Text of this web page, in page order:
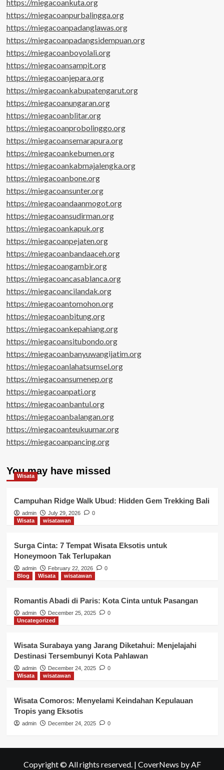
https://miegacoankuta.org
https://miegacoanpurbalingga.org
https://miegacoanpadanglawas.org
https://miegacoanpadangsidempuan.org
https://miegacoanboyolali.org
https://miegacoansampit.org
https://miegacoanjepara.org
https://miegacoankabupatengarut.org
https://miegacoanungaran.org
https://miegacoanblitar.org
https://miegacoanprobolinggo.org
https://miegacoansemarapura.org
https://miegacoankebumen.org
https://miegacoankabmajalengka.org
https://miegacoanbone.org
https://miegacoansunter.org
https://miegacoandaanmogot.org
https://miegacoansudirman.org
https://miegacoankapuk.org
https://miegacoanpejaten.org
https://miegacoanbandaaceh.org
https://miegacoangambir.org
https://miegacoancasablanca.org
https://miegacoancilandak.org
https://miegacoantomohon.org
https://miegacoanbitung.org
https://miegacoankepahiang.org
https://miegacoansitubondo.org
https://miegacoanbanyuwangijatim.org
https://miegacoanlahatsumsel.org
https://miegacoansumenep.org
https://miegacoanpati.org
https://miegacoanbantul.org
https://miegacoanbalangan.org
https://miegacoanteukuumar.org
https://miegacoanpancing.org
You may have missed
Wisata
Campuhan Ridge Walk Ubud: Hidden Gem Trekking Bali
admin July 29, 2026
0
Wisata
wisatawan
Surga Cinta: 7 Tempat Wisata Eksotis untuk
Honeymoon Tak Terlupakan
admin February 22, 2026
0
Blog
Wisata wisatawan
Romantis Abadi di Paris: Kota Cinta untuk Pasangan
admin December 25, 2025
0
Uncategorized
Wisata Surabaya yang Jarang Diketahui: Menjelajahi
Destinasi Tersembunyi Kota Pahlawan
admin December 24, 2025
0
Wisata
wisatawan
Wisata Comoros: Menyelami Keindahan Kepulauan
Tropis yang Eksotis
admin December 24, 2025 0
Copyright © All rights reserved. | CoverNews by AF